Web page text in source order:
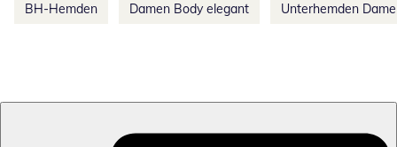
BH-Hemden Damen Body elegant Unterhemden